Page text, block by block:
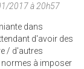
2017 à 20h57
dans
d'avoir des
/ d'autres
à imposer